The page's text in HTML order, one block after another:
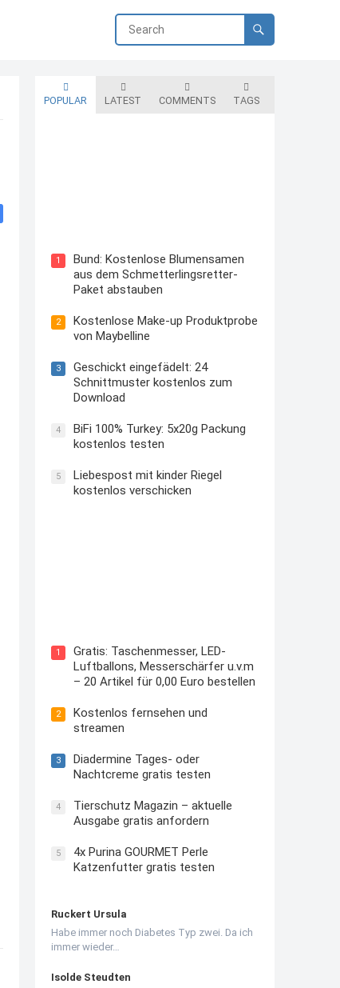
POPULAR LATEST COMMENTS TAGS
1
Bund: Kostenlose Blumensamen
aus dem Schmetterlingsretter-
Paket abstauben
2
Kostenlose Make-up Produktprobe
von Maybelline
3
Geschickt eingefädelt: 24
Schnittmuster kostenlos zum
Download
4
BiFi 100% Turkey: 5x20g Packung
kostenlos testen
5
Liebespost mit kinder Riegel
kostenlos verschicken
1
Gratis: Taschenmesser, LED-
Luftballons, Messerschärfer u.v.m
– 20 Artikel für 0,00 Euro bestellen
2
Kostenlos fernsehen und
streamen
3
Diadermine Tages- oder
Nachtcreme gratis testen
4
Tierschutz Magazin – aktuelle
Ausgabe gratis anfordern
5
4x Purina GOURMET Perle
Katzenfutter gratis testen
Ruckert Ursula
Habe immer noch Diabetes Typ zwei. Da ich
immer wieder…
Isolde Steudten